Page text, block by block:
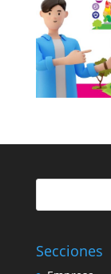
Secciones